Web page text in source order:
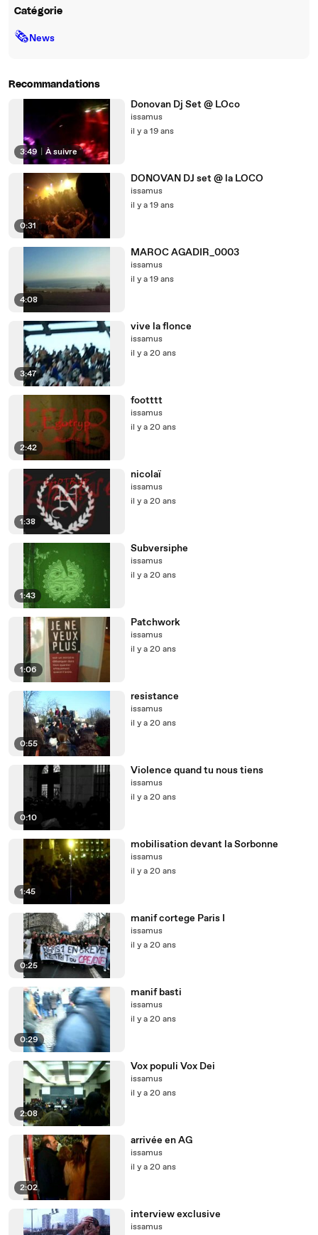
Catégorie
🗞News
Recommandations
3:49 À suivre
Donovan Dj Set @ LOco
issamus
il y a 19 ans
0:31
DONOVAN DJ set @ la LOCO
issamus
il y a 19 ans
4:08
MAROC AGADIR_0003
issamus
il y a 19 ans
3:47
vive la flonce
issamus
il y a 20 ans
2:42
footttt
issamus
il y a 20 ans
1:38
nicolaï
issamus
il y a 20 ans
1:43
Subversiphe
issamus
il y a 20 ans
1:06
Patchwork
issamus
il y a 20 ans
0:55
resistance
issamus
il y a 20 ans
0:10
Violence quand tu nous tiens
issamus
il y a 20 ans
1:45
mobilisation devant la Sorbonne
issamus
il y a 20 ans
0:25
manif cortege Paris I
issamus
il y a 20 ans
0:29
manif basti
issamus
il y a 20 ans
2:08
Vox populi Vox Dei
issamus
il y a 20 ans
2:02
arrivée en AG
issamus
il y a 20 ans
interview exclusive
issamus